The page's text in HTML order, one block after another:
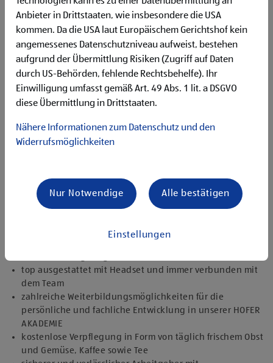
Flexibilität für Früh- und Spätdienste (Montag bis
Samstag)
Begeisterung im Handel zu arbeiten und den
Unternehmenserfolg mitzugestalten
Freude an der Arbeit im Team für ein motiviertes
Miteinander
Bereitschaft zu körperlich anspruchsvollen Tätigkeiten
freundlich im Umgang mit Kund:innen für eine
zuverlässige und organisierte Arbeitsweise zur
gewissenhaften Erledigung der Aufgaben
1.000 € HOFER Reisen- oder Warengutschein und
zusätzlich 1.500 € bei ausgezeichnetem Erfolg
Erfolgsprämien bei positivem Lehrabschluss (guter Erfolg:
top ausgestattet mit Headset und immer verbunden mit
dem Team
zahlreiche Weiterbildungsmöglichkeiten für die
persönliche und fachliche Entwicklung in unserer HOFER
AKADEMIE
kostenlose Verpflegung in Form von täglich frischem Obst
und Gemüse, Kaffee sowie Tee
Anbieter in Drittstaaten, wie insbesondere die USA
kommen. Da die USA laut Europäischem Gerichtshof kein
angemessenes Datenschutzniveau aufweist, bestehen
aufgrund der Übermittlung Risiken (Zugriff auf Daten
durch US-Behörden, fehlende Rechtsbehelfe). Ihr
Einwilligung umfasst gemäß Art. 49 Abs. 1 lit. a DSGVO
diese Übermittlung in Drittstaaten.
Nähere Informationen zum Datenschutz und den
Widerrufsmöglichkeiten
Einstellungen
Nur Notwendige Alle bestätigen